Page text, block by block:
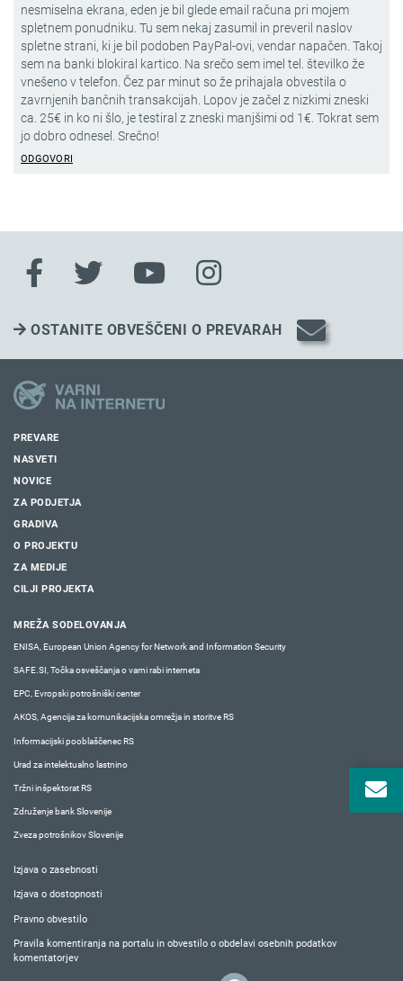
nesmiselna ekrana, eden je bil glede email računa pri mojem
spletnem ponudniku. Tu sem nekaj zasumil in preveril naslov
spletne strani, ki je bil podoben PayPal-ovi, vendar napačen. Takoj
sem na banki blokiral kartico. Na srečo sem imel tel. številko že
vnešeno v telefon. Čez par minut so že prihajala obvestila o
zavrnjenih bančnih transakcijah. Lopov je začel z nizkimi zneski
ca. 25€ in ko ni šlo, je testiral z zneski manjšimi od 1€. Tokrat sem
jo dobro odnesel. Srečno!
ODGOVORI
OSTANITE OBVEŠČENI O PREVARAH
PREVARE
NASVETI
NOVICE
ZA PODJETJA
GRADIVA
O PROJEKTU
ZA MEDIJE
CILJI PROJEKTA
MREŽA SODELOVANJA
ENISA, European Union Agency for Network and Information Security
SAFE.SI, Točka osveščanja o varni rabi interneta
EPC, Evropski potrošniški center
AKOS, Agencija za komunikacijska omrežja in storitve RS
Informacijski pooblaščenec RS
Urad za intelektualno lastnino
Tržni inšpektorat RS
Združenje bank Slovenije
Zveza potrošnikov Slovenije
Izjava o zasebnosti
Izjava o dostopnosti
Pravno obvestilo
Pravila komentiranja na portalu in obvestilo o obdelavi osebnih podatkov
komentatorjev